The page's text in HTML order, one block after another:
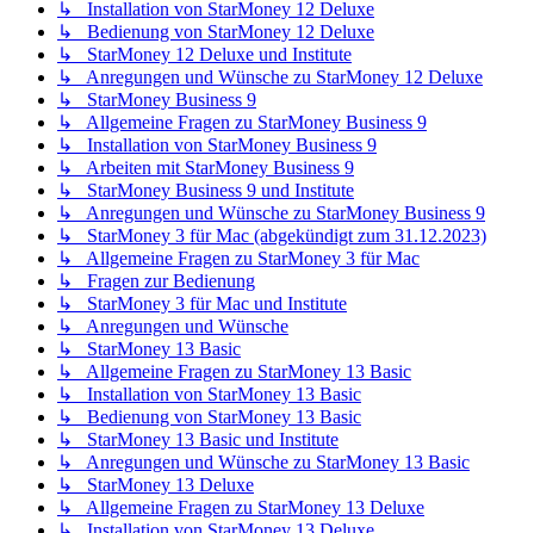
↳ Installation von StarMoney 12 Deluxe
↳ Bedienung von StarMoney 12 Deluxe
↳ StarMoney 12 Deluxe und Institute
↳ Anregungen und Wünsche zu StarMoney 12 Deluxe
↳ StarMoney Business 9
↳ Allgemeine Fragen zu StarMoney Business 9
↳ Installation von StarMoney Business 9
↳ Arbeiten mit StarMoney Business 9
↳ StarMoney Business 9 und Institute
↳ Anregungen und Wünsche zu StarMoney Business 9
↳ StarMoney 3 für Mac (abgekündigt zum 31.12.2023)
↳ Allgemeine Fragen zu StarMoney 3 für Mac
↳ Fragen zur Bedienung
↳ StarMoney 3 für Mac und Institute
↳ Anregungen und Wünsche
↳ StarMoney 13 Basic
↳ Allgemeine Fragen zu StarMoney 13 Basic
↳ Installation von StarMoney 13 Basic
↳ Bedienung von StarMoney 13 Basic
↳ StarMoney 13 Basic und Institute
↳ Anregungen und Wünsche zu StarMoney 13 Basic
↳ StarMoney 13 Deluxe
↳ Allgemeine Fragen zu StarMoney 13 Deluxe